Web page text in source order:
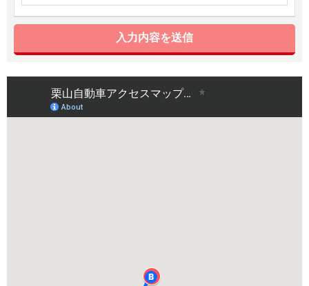
入力内容を送信